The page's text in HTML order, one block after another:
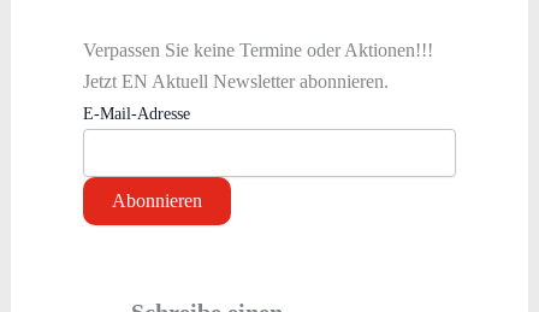
Verpassen Sie keine Termine oder Aktionen!!!
Jetzt EN Aktuell Newsletter abonnieren.
E-Mail-Adresse